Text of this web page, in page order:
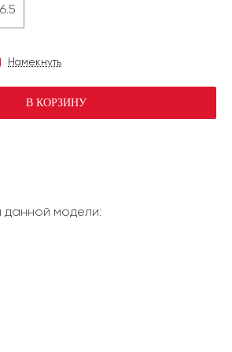
Намекнуть
В КОРЗИНУ
данной модели: